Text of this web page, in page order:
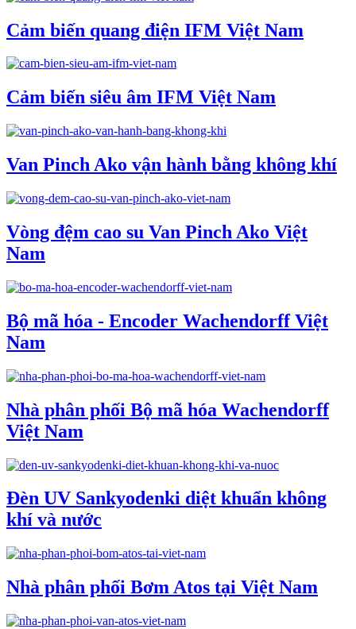
Cảm biến quang điện IFM Việt Nam
Cảm biến siêu âm IFM Việt Nam
Van Pinch Ako vận hành bằng không khí
Vòng đệm cao su Van Pinch Ako Việt
Nam
Bộ mã hóa - Encoder Wachendorff Việt
Nam
Nhà phân phối Bộ mã hóa Wachendorff
Việt Nam
Đèn UV Sankyodenki diệt khuẩn không
khí và nước
Nhà phân phối Bơm Atos tại Việt Nam